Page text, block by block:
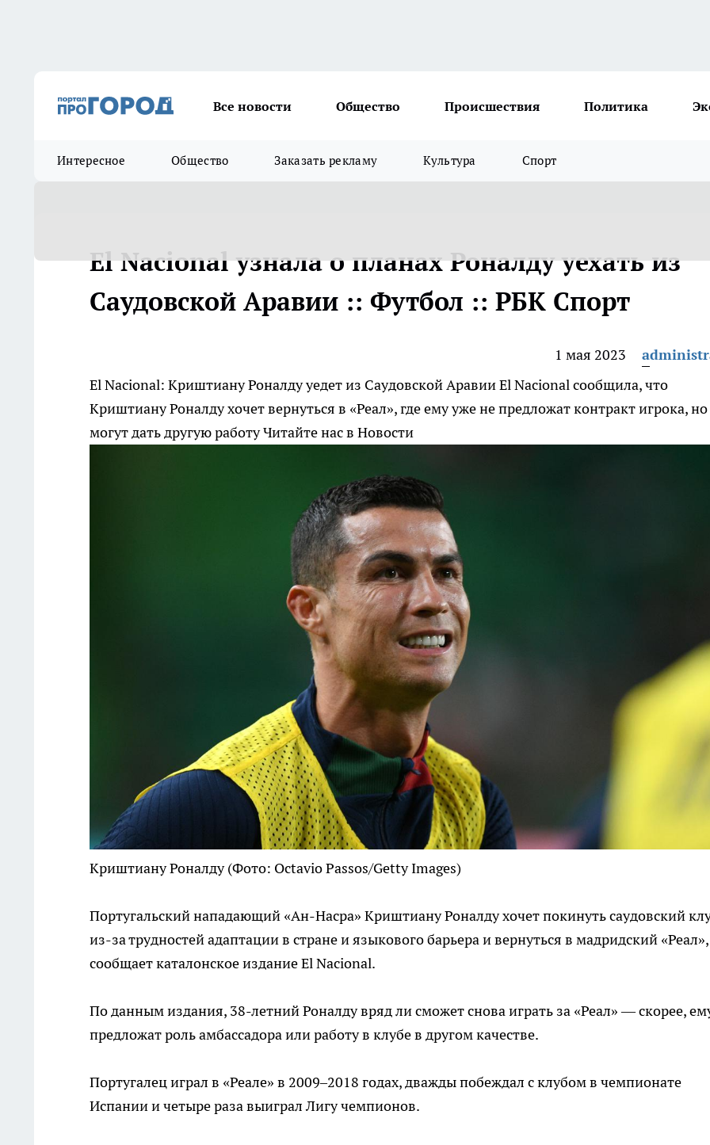
Все новости Общество Происшествия Политика
Интересное Общество Заказать рекламу Культура Спорт
El Nacional узнала о планах Роналду уехать из
Саудовской Аравии :: Футбол :: РБК Спорт
1 мая 2023
El Nacional: Криштиану Роналду уедет из Саудовской АравииEl Nacional сообщила, что
Криштиану Роналду хочет вернуться в «Реал», где ему уже не предложат контракт игрока, но
могут дать другую работуЧитайте нас в Новости
Криштиану Роналду(Фото: Octavio Passos/Getty Images)
Португальский нападающий «Ан-Насра» Криштиану Роналду хочет покинуть саудовский
из-за трудностей адаптации в стране и языкового барьера и вернуться в мадридский «Реал»,
сообщает каталонское издание El Nacional.
По данным издания, 38-летний Роналду вряд ли сможет снова играть за «Реал» — скорее,
предложат роль амбассадора или работу в клубе в другом качестве.
Португалец играл в «Реале» в 2009–2018 годах, дважды побеждал с клубом в чемпионате
Испании и четыре раза выиграл Лигу чемпионов.